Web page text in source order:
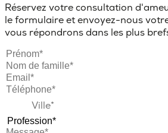
Réservez votre consultation
le formulaire et envoyez-nous
vous répondrons dans les plus